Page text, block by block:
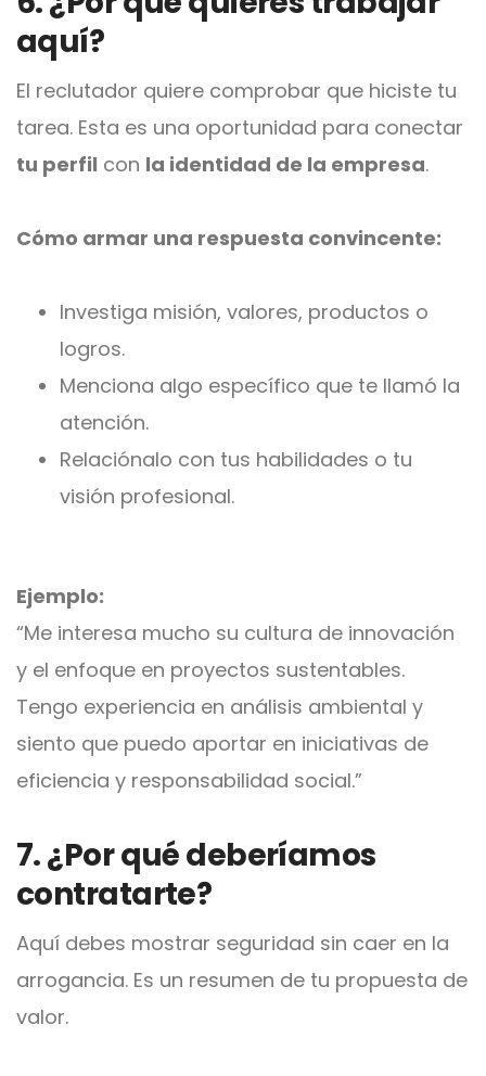
aquí?
El reclutador quiere comprobar que hiciste tu
tarea. Esta es una oportunidad para conectar
tu perfil con la identidad de la empresa.
Cómo armar una respuesta convincente:
Investiga misión, valores, productos o
logros.
Menciona algo específico que te llamó la
atención.
Relaciónalo con tus habilidades o tu
visión profesional.
Ejemplo:
“Me interesa mucho su cultura de innovación
y el enfoque en proyectos sustentables.
Tengo experiencia en análisis ambiental y
siento que puedo aportar en iniciativas de
eficiencia y responsabilidad social.”
7. ¿Por qué deberíamos
contratarte?
Aquí debes mostrar seguridad sin caer en la
arrogancia. Es un resumen de tu propuesta de
valor.